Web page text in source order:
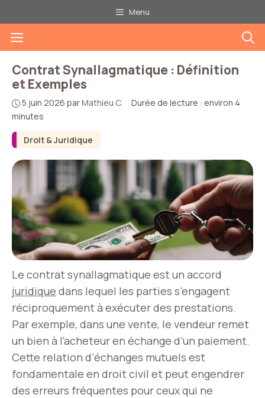
au
contenu
Menu
Menu
Droit & Juridique
Contrat Synallagmatique : Définition
et Exemples
5 juin 2026 parMathieu C. · Durée de lecture : environ 4
minutes
Le contrat synallagmatique est un accord
juridique dans lequel les parties s’engagent
réciproquement à exécuter des prestations.
Par exemple, dans une vente, le vendeur remet
un bien à l’acheteur en échange d’un paiement.
Cette relation d’échanges mutuels est
fondamentale en droit civil et peut engendrer
des erreurs fréquentes pour ceux qui ne